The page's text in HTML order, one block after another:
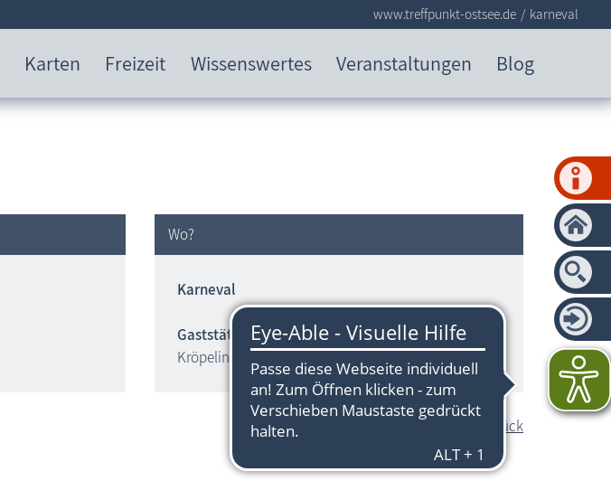
Karten Freizeit Wissenswertes Veranstaltungen Blog
www.treffpunkt-ostsee.de karneval
Wo?
Karneval
Gaststätte „Zum Raben“
Kröpelin
zurück